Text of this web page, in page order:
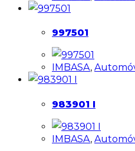
997501
IMBASA,
983901 I
IMBASA,